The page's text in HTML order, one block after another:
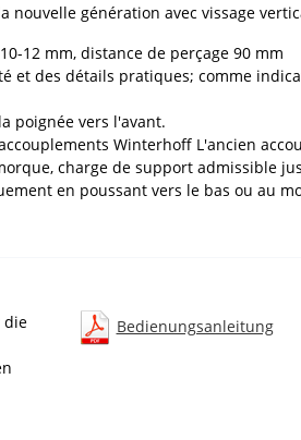
nouvelle génération avec vissage
12 mm, distance de perçage 90 mm
et des détails pratiques; comme
poignée vers l'avant.
Winterhoff L'ancien
charge de support admissible
en poussant vers le bas ou au
die
Bedienungsanleitung